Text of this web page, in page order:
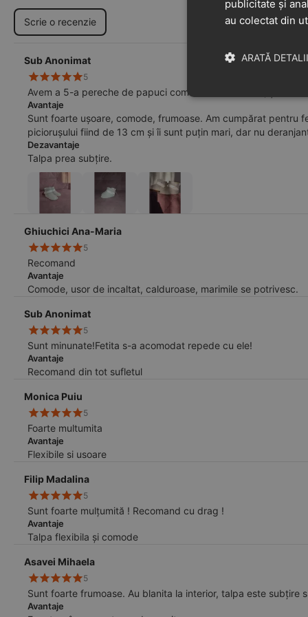
Scrie o recenzie
Sub Anonimat
5
Avem a 5-a pereche de papuci comamdata de la voi, și la
Avantaje
Sunt foarte ușoare, comode, frumoase. Am cumpărat pentru
piciorușului fiind de 13 cm și îi sunt puțin mari, dar nu
Dezavantaje
Talpa prea subțire.
Ghiuchici Ana-Maria
5
Recomand
Avantaje
Comode, usor de incaltat, calduroase, marimile se potrivesc.
Sub Anonimat
5
Sunt minunate!Fetita s-a acomodat repede cu ele!
Avantaje
Recomand din tot sufletul
Monica Puiu
5
Foarte multumita
Avantaje
Flexibile si usoare
Filip Madalina
5
Sunt foarte mulțumită ! Recomand cu drag !
Avantaje
Talpa flexibila și comode
Asavei Mihaela
5
Sunt foarte frumoase. Au blanita la interior, talpa este subțire
Avantaje
publicitate și
au colectat din
ARATĂ